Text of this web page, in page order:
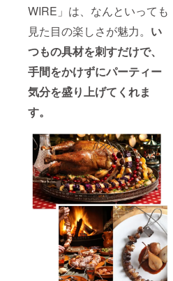
WIRE」は、なんといっても
見た目の楽しさが魅力。 い
つもの具材を刺すだけで、
手間をかけずにパーティー
気分を盛り上げてくれま
す。